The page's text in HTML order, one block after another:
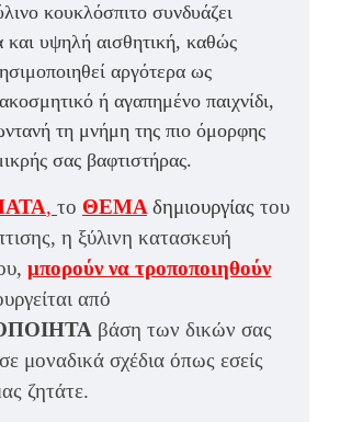
κουκλόσπιτο συνδυάζει
και υψηλή αισθητική, καθώς
αργότερα ως
ή αγαπημένο παιχνίδι,
τη μνήμη της πιο όμορφης
σας βαφτιστήρας.
, το ΘΕΜΑ δημιουργίας του
η ξύλινη κατασκευή
μπορούν να τροποποιηθούν
από
βάση των δικών σας
μοναδικά σχέδια όπως εσείς
ζητάτε.